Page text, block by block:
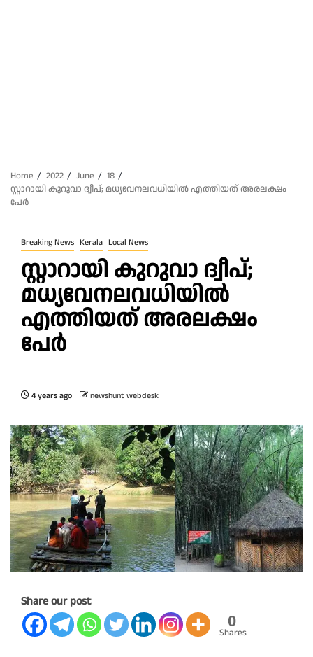
Home 2022 June
18
സ്റ്റാറായി കുറുവാ ദ്വീപ്; മധ്യവേനലവധിയില്‍ എത്തിയത് അരലക്ഷം
പേര്‍
Breaking News Kerala Local News
സ്റ്റാറായി കുറുവാ ദ്വീപ്;
മധ്യവേനലവധിയില്‍
എത്തിയത് അരലക്ഷം
പേര്‍
4 years ago newshunt webdesk
Share our post
0
Shares